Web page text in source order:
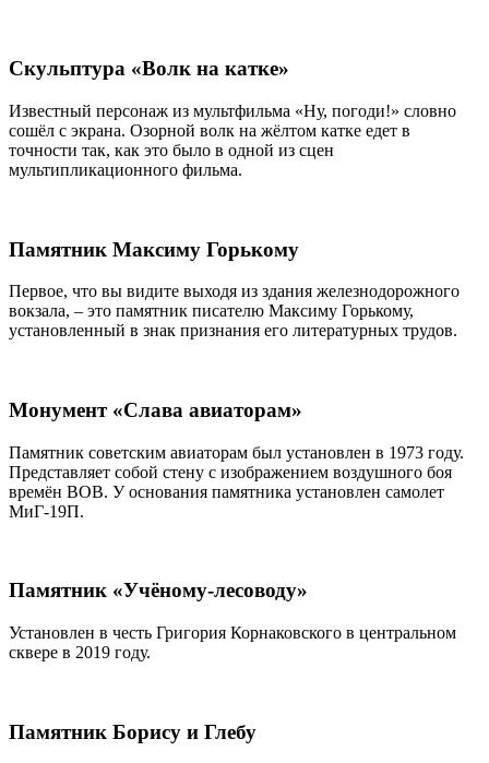
Скульптура «Волк на катке»
Известный персонаж из мультфильма «Ну, погоди!» словно
сошёл с экрана. Озорной волк на жёлтом катке едет в
точности так, как это было в одной из сцен
мультипликационного фильма.
Памятник Максиму Горькому
Первое, что вы видите выходя из здания железнодорожного
вокзала, – это памятник писателю Максиму Горькому,
установленный в знак признания его литературных трудов.
Монумент «Слава авиаторам»
Памятник советским авиаторам был установлен в 1973 году.
Представляет собой стену с изображением воздушного боя
времён ВОВ. У основания памятника установлен самолет
МиГ-19П.
Памятник «Учёному-лесоводу»
Установлен в честь Григория Корнаковского в центральном
сквере в 2019 году.
Памятник Борису и Глебу